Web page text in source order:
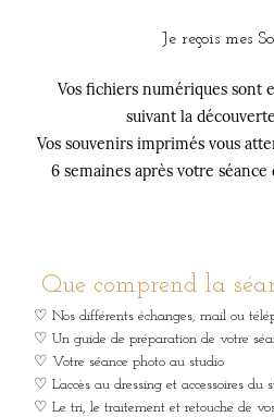
Je reçois mes
Vos fichiers numériques sont
suivant la
Vos souvenirs imprimés vous
6 semaines après votre
Que comprend la
♡ Nos différents échanges, mail ou
♡ Un guide de préparation de votre
♡ Votre séance photo au studio
♡ L’accès au dressing et accessoires du
♡ Le tri, le traitement et retouche de